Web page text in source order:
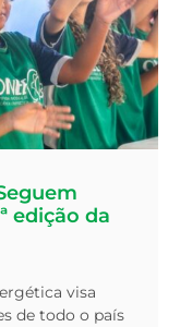
edição da
visa
de todo o país